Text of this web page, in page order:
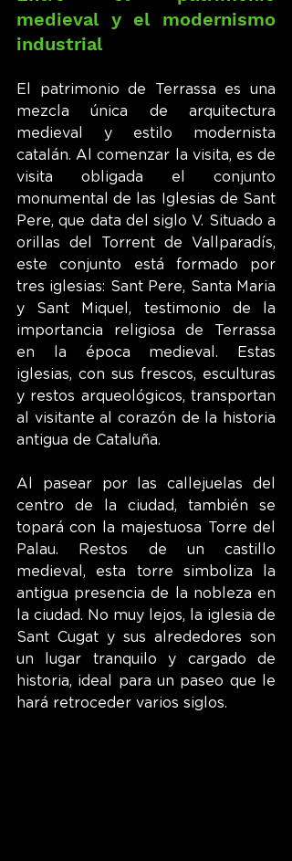
medieval y el modernismo
industrial
El patrimonio de Terrassa es una
mezcla única de arquitectura
medieval y estilo modernista
catalán. Al comenzar la visita, es de
visita obligada el conjunto
monumental de las Iglesias de Sant
Pere, que data del siglo V. Situado a
orillas del Torrent de Vallparadís,
este conjunto está formado por
tres iglesias: Sant Pere, Santa Maria
y Sant Miquel, testimonio de la
importancia religiosa de Terrassa
en la época medieval. Estas
iglesias, con sus frescos, esculturas
y restos arqueológicos, transportan
al visitante al corazón de la historia
antigua de Cataluña.
Al pasear por las callejuelas del
centro de la ciudad, también se
topará con la majestuosa Torre del
Palau. Restos de un castillo
medieval, esta torre simboliza la
antigua presencia de la nobleza en
la ciudad. No muy lejos, la iglesia de
Sant Cugat y sus alrededores son
un lugar tranquilo y cargado de
historia, ideal para un paseo que le
hará retroceder varios siglos.